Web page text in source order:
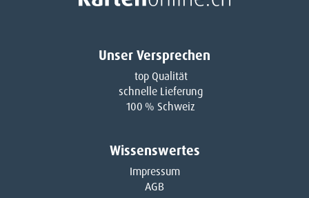
Unser Versprechen
top Qualität
schnelle Lieferung
100 % Schweiz
Wissenswertes
Impressum
AGB